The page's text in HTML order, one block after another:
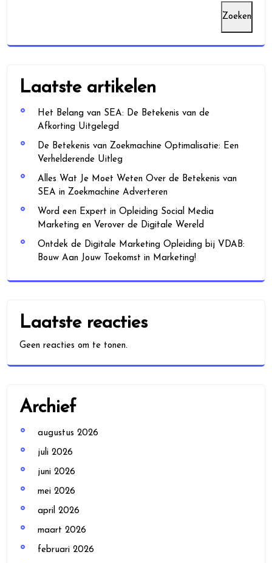
Zoeken
Laatste artikelen
Het Belang van SEA: De Betekenis van de
Afkorting Uitgelegd
De Betekenis van Zoekmachine Optimalisatie: Een
Verhelderende Uitleg
Alles Wat Je Moet Weten Over de Betekenis van
SEA in Zoekmachine Adverteren
Word een Expert in Opleiding Social Media
Marketing en Verover de Digitale Wereld
Ontdek de Digitale Marketing Opleiding bij VDAB:
Bouw Aan Jouw Toekomst in Marketing!
Laatste reacties
Geen reacties om te tonen.
Archief
augustus 2026
juli 2026
juni 2026
mei 2026
april 2026
maart 2026
februari 2026